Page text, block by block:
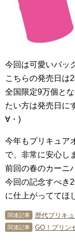
今回は可愛いバッ
こちらの発売日は
全国限定9万個と
たい方は発売日に
∀・)
今年もプリキュア
で、非常に安心し
前回の春のカーニ
今回の記念すべき
に仕上がっててほ
関連記事
関連記事